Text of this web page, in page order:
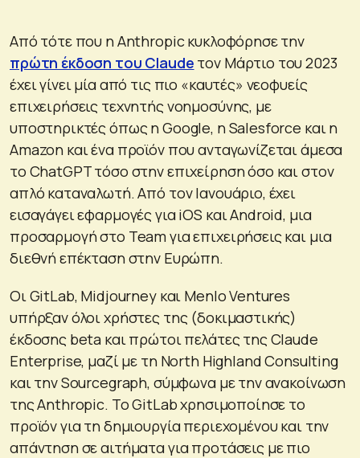
Από τότε που η Anthropic κυκλοφόρησε την
πρώτη έκδοση του Claude τον Μάρτιο του 2023
έχει γίνει μία από τις πιο «καυτές» νεοφυείς
επιχειρήσεις τεχνητής νοημοσύνης, με
υποστηρικτές όπως η Google, η Salesforce και η
Amazon και ένα προϊόν που ανταγωνίζεται άμεσα
το ChatGPT τόσο στην επιχείρηση όσο και στον
απλό καταναλωτή. Από τον Ιανουάριο, έχει
εισαγάγει εφαρμογές για iOS και Android, μια
προσαρμογή στο Team για επιχειρήσεις και μια
διεθνή επέκταση στην Ευρώπη.
Οι GitLab, Midjourney και Menlo Ventures
υπήρξαν όλοι χρήστες της (δοκιμαστικής)
έκδοσης beta και πρώτοι πελάτες της Claude
Enterprise, μαζί με τη North Highland Consulting
και την Sourcegraph, σύμφωνα με την ανακοίνωση
της Anthropic. Το GitLab χρησιμοποίησε το
προϊόν για τη δημιουργία περιεχομένου και την
απάντηση σε αιτήματα για προτάσεις με πιο